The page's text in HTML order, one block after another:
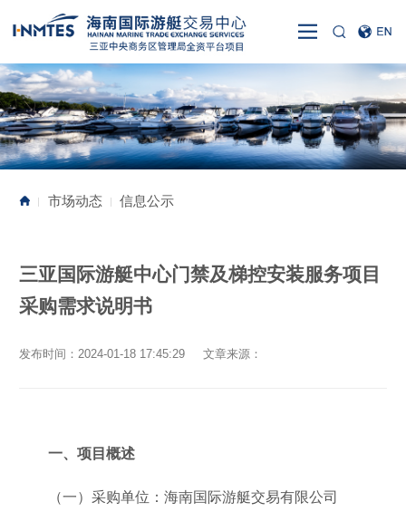
| 市场动态 | 信息公示
三亚国际游艇中心门禁及梯控安装服务项目
采购需求说明书
发布时间：2024-01-18 17:45:29 文章来源：
一、项目概述
（一）采购单位：海南国际游艇交易有限公司